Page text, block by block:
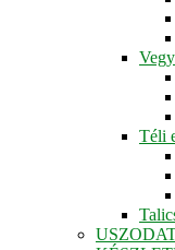
Téli